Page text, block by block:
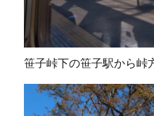
笹子峠下の笹子駅から峠